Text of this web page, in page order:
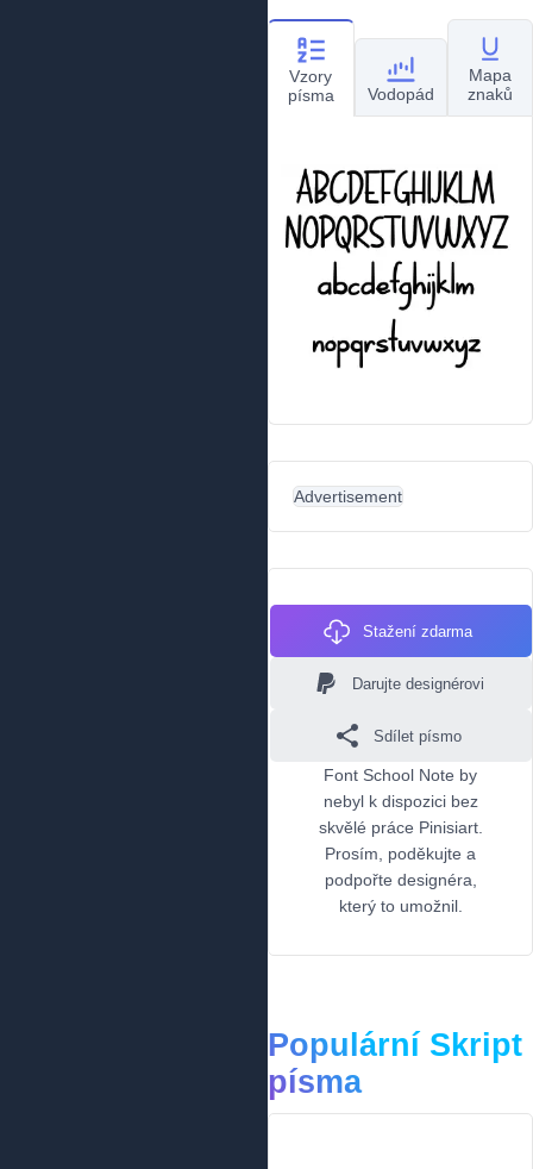
Vzory
písma
Vodopád
Mapa
znaků
Advertisement
Stažení zdarma
Darujte designérovi
Sdílet písmo
Font School Note by
nebyl k dispozici bez
skvělé práce Pinisiart.
Prosím, poděkujte a
podpořte designéra,
který to umožnil.
Populární Skript
písma